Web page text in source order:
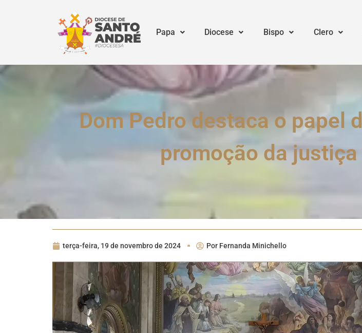
Papa Diocese Bispo Clero
Dom Pedro destaca o papel
promoção da
terça-feira, 19 de novembro de 2024 Por Fernanda Minichello